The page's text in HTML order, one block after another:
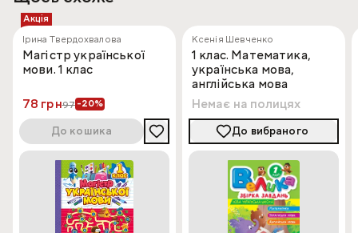
Акція
Ірина Твердохвалова
Магістр української
мови. 1 клас
78 грн97 -20%
До кошика
Ксенія Шевченко
1 клас. Математика,
українська мова,
англійська мова
Немає на полицях
До вибраного